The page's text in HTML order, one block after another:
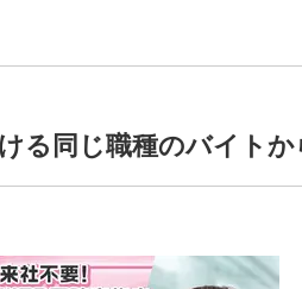
る同じ職種のバイトか